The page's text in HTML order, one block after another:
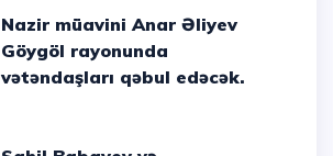
Nazir müavini Anar Əliyev
Göygöl rayonunda
vətəndaşları qəbul edəcək.